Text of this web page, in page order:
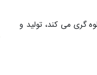
گری می کند، تولید و